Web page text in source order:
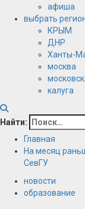
афиша
выбрать
КРЫМ
ДНР
Ханты-
москва
калуга
Найти:
Главная
На месяц
СевГУ
новости
образование